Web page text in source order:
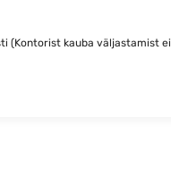
(Kontorist kauba väljastamist